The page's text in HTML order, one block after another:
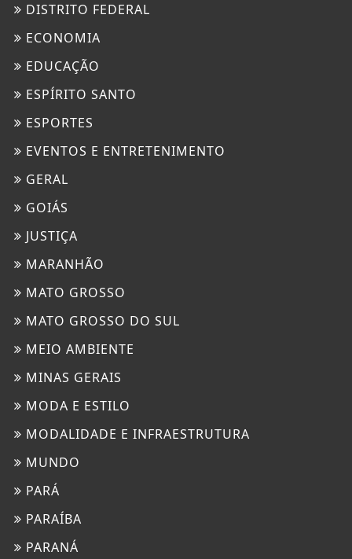
DISTRITO FEDERAL
ECONOMIA
EDUCAÇÃO
ESPÍRITO SANTO
ESPORTES
EVENTOS E ENTRETENIMENTO
GERAL
GOIÁS
JUSTIÇA
MARANHÃO
MATO GROSSO
MATO GROSSO DO SUL
MEIO AMBIENTE
MINAS GERAIS
MODA E ESTILO
MODALIDADE E INFRAESTRUTURA
MUNDO
PARÁ
PARAÍBA
PARANÁ